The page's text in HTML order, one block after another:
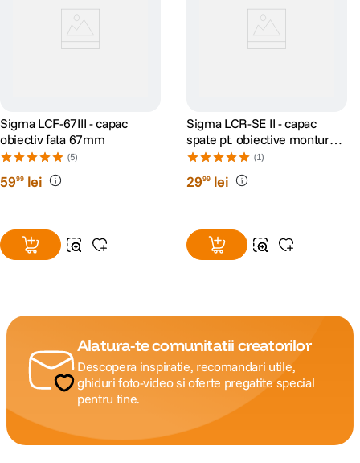
Sigma LCF-67III - capac
obiectiv fata 67mm
(5)
5999 lei
Sigma LCR-SE II - capac
spate pt. obiective montura
Sony E
(1)
2999 lei
Alatura-te comunitatii creatorilor
Descopera inspiratie, recomandari utile,
ghiduri foto-video si oferte pregatite special
pentru tine.